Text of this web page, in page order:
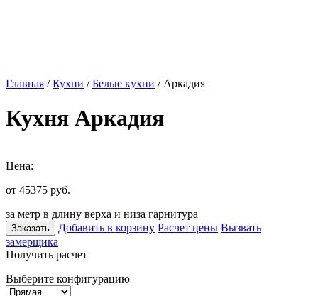
Главная /Кухни /Белые кухни / Аркадия
Кухня Аркадия
Цена:
от 45375 руб.
за метр в длину верха и низа гарнитура
Заказать Добавить в корзину Расчет цены Вызвать
замерщика
Получить расчет
Выберите конфигурацию